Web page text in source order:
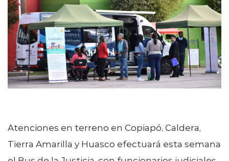
Entrevistas
modo claro
Atenciones en terreno en Copiapó, Caldera,
Tierra Amarilla y Huasco efectuará esta semana